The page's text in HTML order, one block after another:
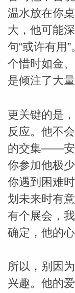
网
温水放在你
大，他可能
句“或许有用
个惜时如金
是倾注了大
更关键的是
反应。他不
的交集——安
你参加他极
你遇到困难
划未来时有
有个展会，
确定，他的
所以，别因
兴趣。他的